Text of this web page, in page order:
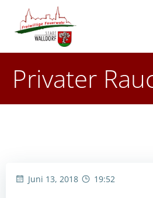
Privater
Juni 13, 2018 19:52